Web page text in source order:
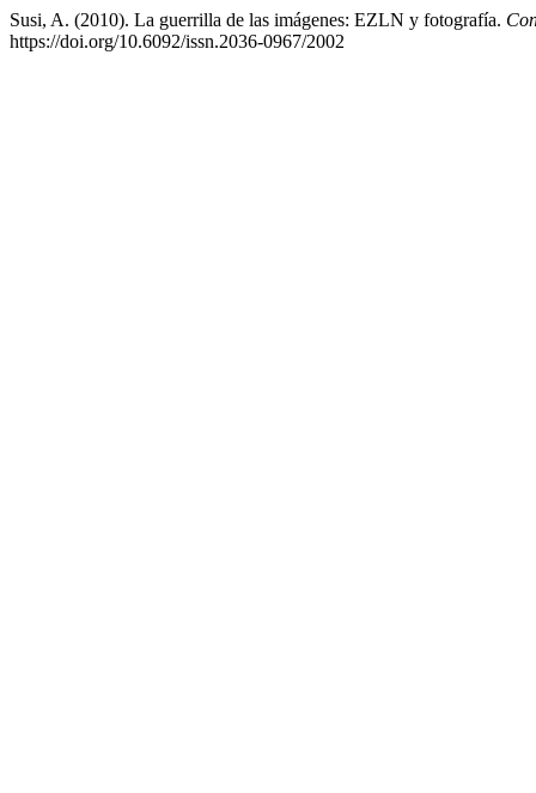
Susi, A. (2010). La guerrilla de las imágenes: EZLN y fotografía.
https://doi.org/10.6092/issn.2036-0967/2002